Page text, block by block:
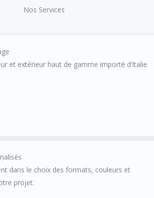
Nos Services
et extérieur haut de gamme importé d’Italie
dans le choix des formats, couleurs et
projet.